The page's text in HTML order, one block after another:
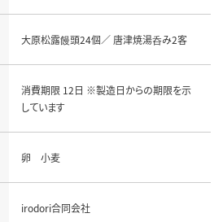
大原松露饅頭24個／ 唐津焼湯呑み2客
消費期限 12日 ※製造日からの期限を示
しています
卵 小麦
irodori合同会社